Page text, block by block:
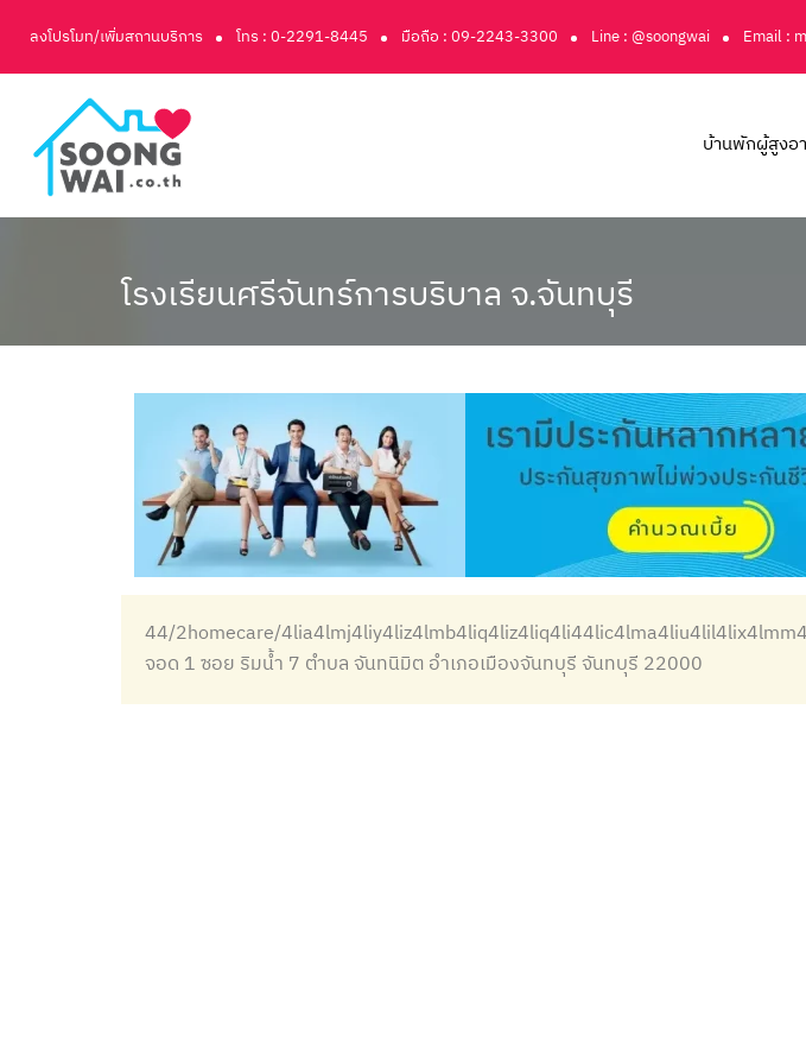
ลงโปรโมท/เพิ่มสถานบริการ โทร : 0-2291-8445 มือถือ : 09-2243-3300 Line : @soongwai Email :
บ้านพักผู้สูงอ
โรงเรียนศรีจันทร์การบริบาล จ.จันทบุรี
44/2homecare/
จอด 1 ซอย ริมน้ำ 7 ตำบล จันทนิมิต อำเภอเมืองจันทบุรี จันทบุรี 22000